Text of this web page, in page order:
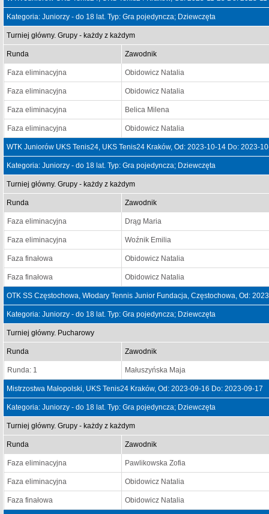
Kategoria: Juniorzy - do 18 lat. Typ: Gra pojedyncza; Dziewczęta
Turniej główny. Grupy - każdy z każdym
Runda Zawodnik
Faza eliminacyjna Obidowicz Natalia
Faza eliminacyjna Obidowicz Natalia
Faza eliminacyjna Belica Milena
Faza eliminacyjna Obidowicz Natalia
WTK Juniorów UKS Tenis24, UKS Tenis24 Kraków, Od: 2023-10-14 Do: 2023-
Kategoria: Juniorzy - do 18 lat. Typ: Gra pojedyncza; Dziewczęta
Turniej główny. Grupy - każdy z każdym
Runda Zawodnik
Faza eliminacyjna Drąg Maria
Faza eliminacyjna Woźnik Emilia
Faza finałowa Obidowicz Natalia
Faza finałowa Obidowicz Natalia
OTK SS Częstochowa, Włodary Tennis Junior Fundacja, Częstochowa, Od:
Kategoria: Juniorzy - do 18 lat. Typ: Gra pojedyncza; Dziewczęta
Turniej główny. Pucharowy
Runda Zawodnik
Runda: 1 Małuszyńska Maja
Mistrzostwa Małopolski, UKS Tenis24 Kraków, Od: 2023-09-16 Do: 2023-09-17
Kategoria: Juniorzy - do 18 lat. Typ: Gra pojedyncza; Dziewczęta
Turniej główny. Grupy - każdy z każdym
Runda Zawodnik
Faza eliminacyjna Pawlikowska Zofia
Faza eliminacyjna Obidowicz Natalia
Faza finałowa Obidowicz Natalia